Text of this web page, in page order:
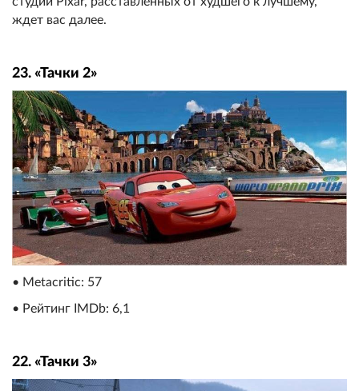
ждет вас далее.
23. «Тачки 2»
• Metacritic: 57
• Рейтинг IMDb: 6,1
22. «Тачки 3»